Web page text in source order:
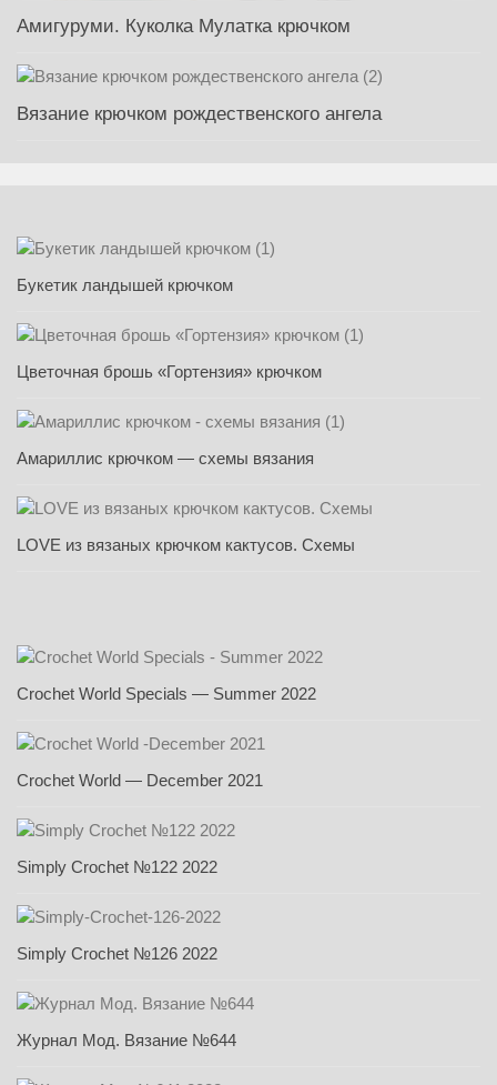
Амигуруми. Куколка Мулатка крючком
Вязание крючком рождественского ангела
Букетик ландышей крючком
Цветочная брошь «Гортензия» крючком
Амариллис крючком — схемы вязания
LOVE из вязаных крючком кактусов. Схемы
Crochet World Specials — Summer 2022
Crochet World — December 2021
Simply Crochet №122 2022
Simply Crochet №126 2022
Журнал Мод. Вязание №644